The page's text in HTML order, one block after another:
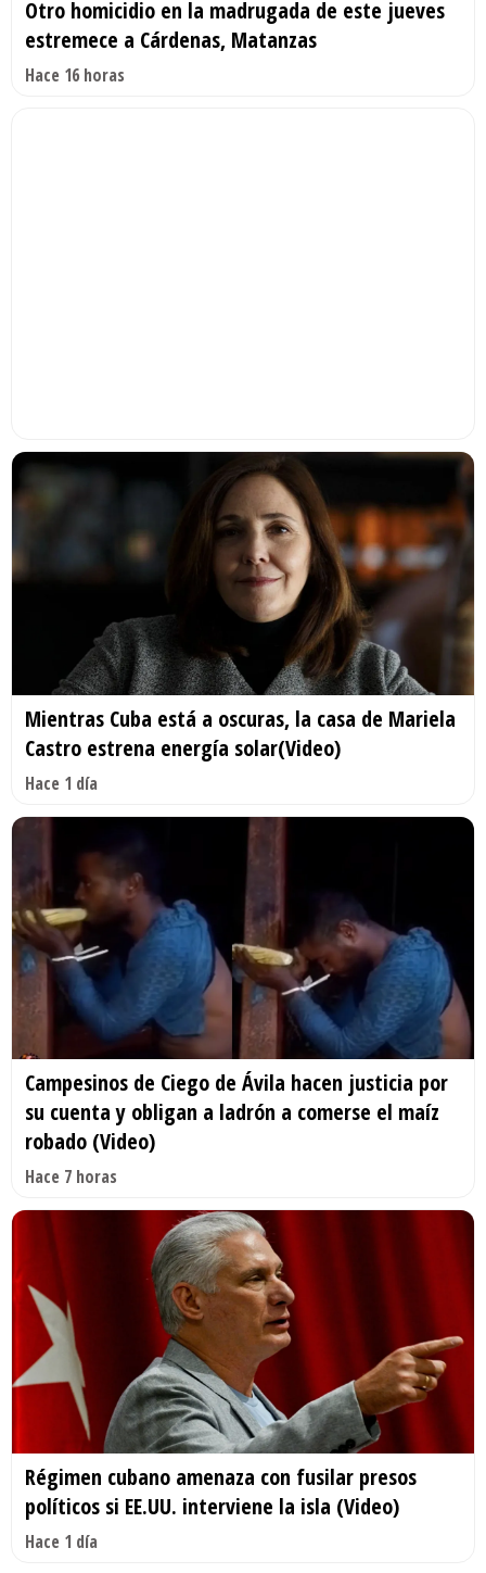
Otro homicidio en la madrugada de este jueves
estremece a Cárdenas, Matanzas
Hace 16 horas
Mientras Cuba está a oscuras, la casa de Mariela
Castro estrena energía solar(Video)
Hace 1 día
Campesinos de Ciego de Ávila hacen justicia por
su cuenta y obligan a ladrón a comerse el maíz
robado (Video)
Hace 7 horas
Régimen cubano amenaza con fusilar presos
políticos si EE.UU. interviene la isla (Video)
Hace 1 día